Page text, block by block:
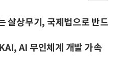
살상무기, 국제법으로 반드
AI 무인체계 개발 가속